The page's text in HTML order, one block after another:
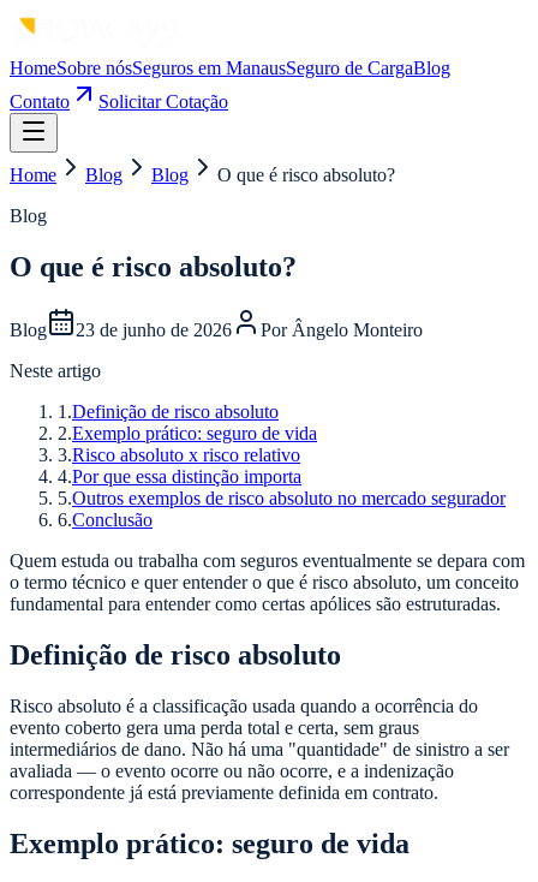
HomeSobre nósSeguros em ManausSeguro de CargaBlog
Contato
Solicitar Cotação
Home Blog Blog
O que é risco absoluto?
Blog
O que é risco absoluto?
Blog 23 de junho de 2026 Por Ângelo Monteiro
Neste artigo
1 .Definição de risco absoluto
2.Exemplo prático: seguro de vida
3.Risco absoluto x risco relativo
4.Por que essa distinção importa
5.Outros exemplos de risco absoluto no mercado segurador
6.Conclusão
Quem estuda ou trabalha com seguros eventualmente se depara com
o termo técnico e quer entender o que é risco absoluto, um conceito
fundamental para entender como certas apólices são estruturadas.
Definição de risco absoluto
Risco absoluto é a classificação usada quando a ocorrência do
evento coberto gera uma perda total e certa, sem graus
intermediários de dano. Não há uma "quantidade" de sinistro a ser
avaliada — o evento ocorre ou não ocorre, e a indenização
correspondente já está previamente definida em contrato.
Exemplo prático: seguro de vida